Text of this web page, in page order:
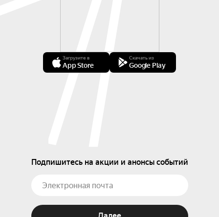
Загрузите в
App Store
Скачать из
Google Play
Подпишитесь на акции и анонсы событий